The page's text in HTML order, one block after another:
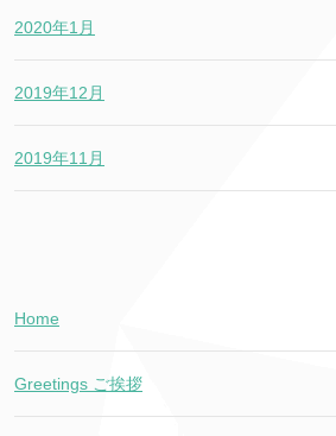
2020年1月
2019年12月
2019年11月
Home
Greetings ご挨拶